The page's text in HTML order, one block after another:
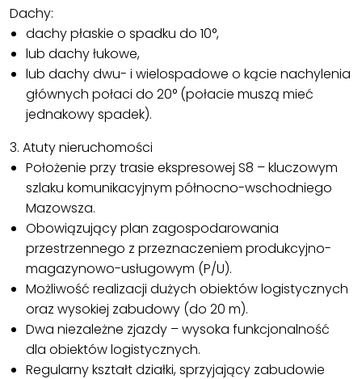
Dachy:
dachy płaskie o spadku do 10°,
lub dachy łukowe,
lub dachy dwu- i wielospadowe o kącie nachylenia
głównych połaci do 20° (połacie muszą mieć
jednakowy spadek).
3. Atuty nieruchomości
Położenie przy trasie ekspresowej S8 – kluczowym
szlaku komunikacyjnym północno-wschodniego
Mazowsza.
Obowiązujący plan zagospodarowania
przestrzennego z przeznaczeniem produkcyjno-
magazynowo-usługowym (P/U).
Możliwość realizacji dużych obiektów logistycznych
oraz wysokiej zabudowy (do 20 m).
Dwa niezależne zjazdy – wysoka funkcjonalność
dla obiektów logistycznych.
Regularny kształt działki, sprzyjający zabudowie